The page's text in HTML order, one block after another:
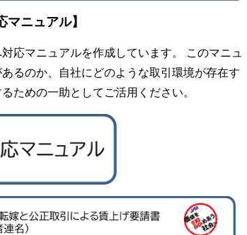
ニュアル】
応マニュアルを作成しています。 このマニュ
るのか、自社にどのような取引環境が存在す
ための一助としてご活用ください。